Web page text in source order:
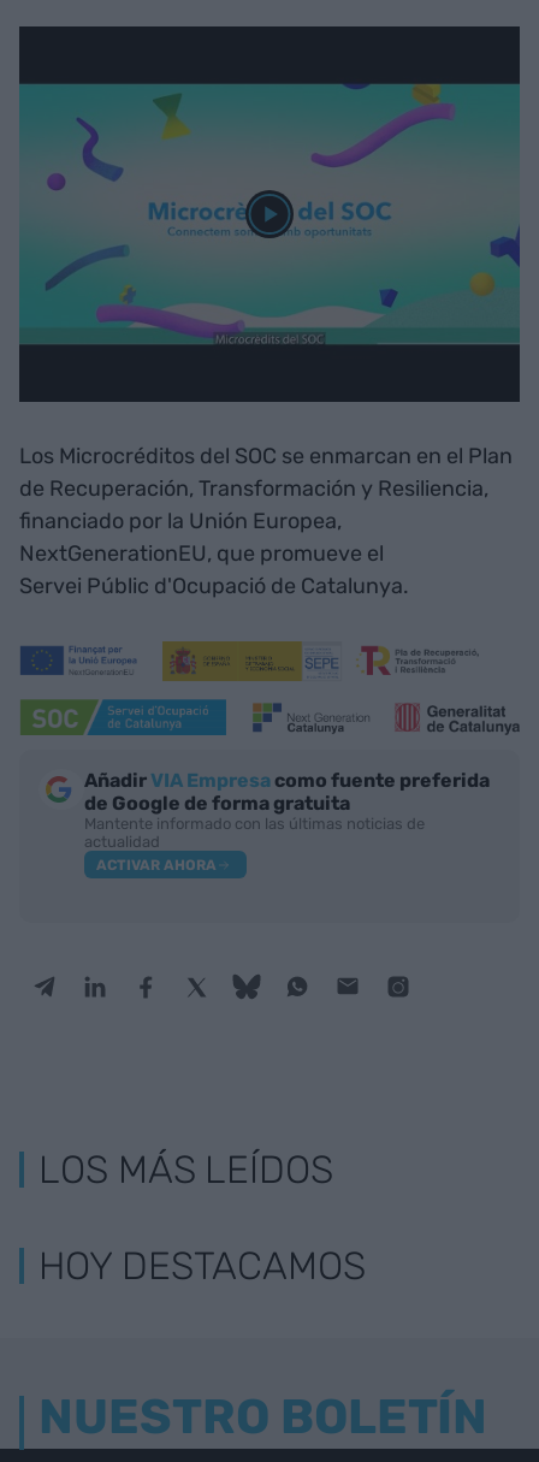
Los Microcréditos del SOC se enmarcan en el Plan
de Recuperación, Transformación y Resiliencia,
financiado por la Unión Europea,
NextGenerationEU, que promueve el
Servei Públic d'Ocupació de Catalunya.
AñadirVIA Empresa como fuente preferida
de Google de forma gratuita
Mantente informado con las últimas noticias de
actualidad
ACTIVAR AHORA
LOS MÁS LEÍDOS
HOY DESTACAMOS
NUESTRO BOLETÍN